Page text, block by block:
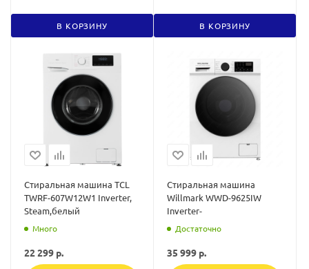
В КОРЗИНУ В КОРЗИНУ
Стиральная машина TCL
TWRF-607W12W1 Inverter,
Steam,белый
Много
22 299 р.
Стиральная машина
Willmark WWD-9625IW
Inverter-
Достаточно
35 999 р.